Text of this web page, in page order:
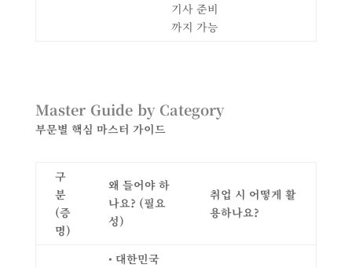
기사 준비
까지 가능
Master Guide by Category
부문별 핵심 마스터 가이드
구
분
(증
명)
왜 들어야 하
나요? (필요
성)
취업 시 어떻게 활
용하나요?
• 대한민국